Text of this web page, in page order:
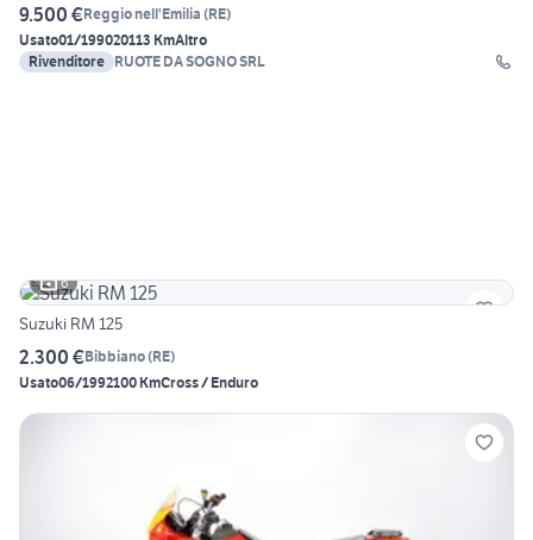
9.500 €Reggio nell'Emilia (RE)
Usato01/199020113 KmAltro
Rivenditore RUOTE DA SOGNO SRL
6
Suzuki RM 125
2.300 €Bibbiano(RE)
Usato06/1992100 KmCross / Enduro